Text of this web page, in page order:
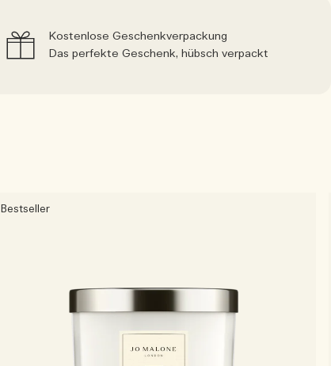
Kostenlose Geschenkverpackung
Das perfekte Geschenk, hübsch verpackt
Bestseller